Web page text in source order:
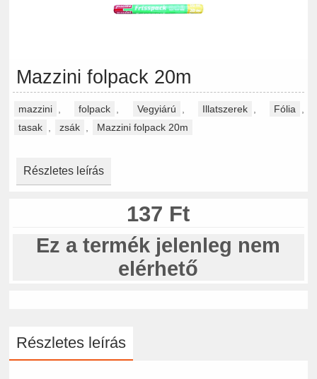
Mazzini folpack 20m
mazzini folpack Vegyiárú Illatszerek Fólia
tasak
zsák Mazzini folpack 20m
Részletes leírás
137 Ft
Ez a termék jelenleg nem
elérhető
Részletes leírás